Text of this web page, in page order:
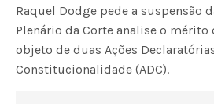
Raquel Dodge pede a suspensão
Plenário da Corte analise o mérito
objeto de duas Ações
Constitucionalidade (ADC).